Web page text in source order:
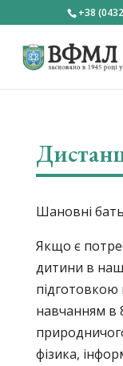
+38
Шановні
Якщо є
дитини в
підготовкою
навчанням в
фізика,